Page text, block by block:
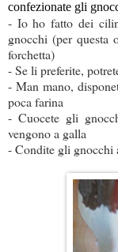
confezionate gli
- Io ho fatto dei
gnocchi (per questa
forchetta)
- Se li preferite,
- Man mano,
poca farina
- Cuocete gli
vengono a galla
- Condite gli gnocchi